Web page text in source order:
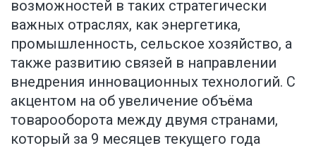
возможностей в таких стратегически
важных отраслях, как энергетика,
промышленность, сельское хозяйство, а
также развитию связей в направлении
внедрения инновационных технологий. С
акцентом на об увеличение объёма
товарооборота между двумя странами,
который за 9 месяцев текущего года